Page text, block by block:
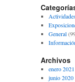
General
Archivos
enero 2021
junio 2020